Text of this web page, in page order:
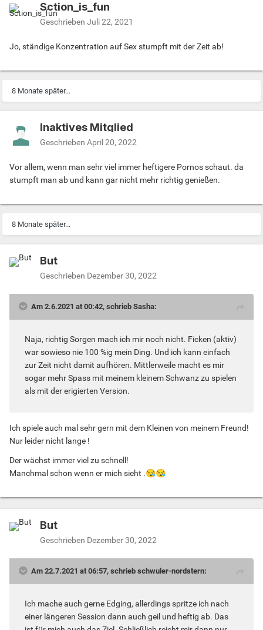
Sction_is_fun
Geschrieben Juli 22, 2021
Jo, ständige Konzentration auf Sex stumpft mit der Zeit ab!
8 Monate später...
Inaktives Mitglied
Geschrieben April 20, 2022
Vor allem, wenn man sehr viel immer heftigere Pornos schaut. da
stumpft man ab und kann gar nicht mehr richtig genießen.
8 Monate später...
But
Geschrieben Dezember 30, 2022
Am 2.6.2021 at 00:42, schrieb Sasha:
Naja, richtig Sorgen mach ich mir noch nicht. Ficken (aktiv)
war sowieso nie 100 %ig mein Ding. Und ich kann einfach
zur Zeit nicht damit aufhören. Mittlerweile macht es mir
sogar mehr Spass mit meinem kleinem Schwanz zu spielen
als mit der erigierten Version.
Ich spiele auch mal sehr gern mit dem Kleinen von meinem Freund!
Nur leider nicht lange !
Der wächst immer viel zu schnell!
Manchmal schon wenn er mich sieht .😪😪
But
Geschrieben Dezember 30, 2022
Am 22.7.2021 at 06:57, schrieb schwuler-nordstern:
Ich mache auch gerne Edging, allerdings spritze ich nach
einer längeren Session dann auch geil und heftig ab. Das